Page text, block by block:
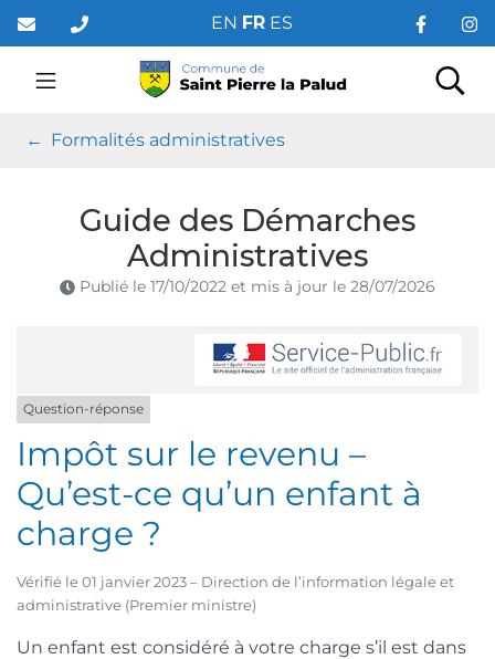
Aller
au
contenu
EN FR ES
Saint Pierre la Palud
Formalités administratives
Guide des Démarches
Administratives
Publié le 17/10/2022 et mis à jour le 28/07/2026
Question-réponse
Impôt sur le revenu –
Qu’est-ce qu’un enfant à
charge ?
Vérifié le 01 janvier 2023 – Direction de l’information légale et
administrative (Premier ministre)
Un enfant est considéré à votre charge s’il est dans